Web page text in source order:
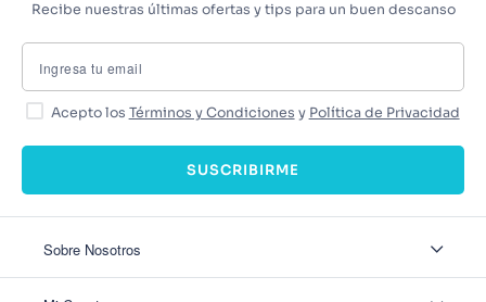
Recibe nuestras últimas ofertas y tips para un buen descanso
Acepto los Términos y Condiciones y Política de Privacidad
SUSCRIBIRME
Sobre Nosotros